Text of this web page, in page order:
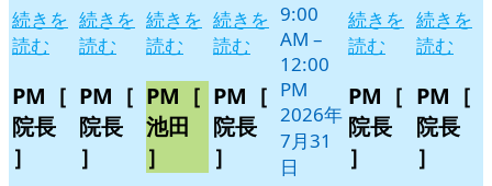
続きを
読む
PM［
院長
］
続きを
読む
PM［
院長
］
続きを
読む
PM［
池田
］
続きを
読む
PM［
院長
］
9:00
AM –
12:00
PM
2026年
7月31
日
続きを
読む
PM［
院長
］
続きを
読む
PM［
院長
］